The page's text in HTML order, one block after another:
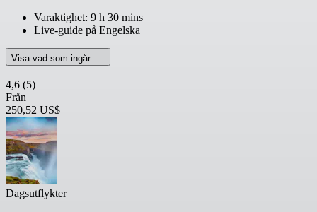
Varaktighet: 9 h 30 mins
Live-guide på Engelska
Visa vad som ingår
4,6 (5)
Från
250,52 US$
Dagsutflykter